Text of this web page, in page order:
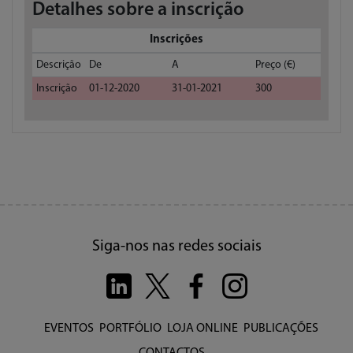
Detalhes sobre a inscrição
Inscrições
Descrição De A
Preço (€)
Inscrição
01-12-2020 31-01-2021 300
Siga-nos nas redes sociais
EVENTOS PORTFÓLIO LOJA ONLINE PUBLICAÇÕES